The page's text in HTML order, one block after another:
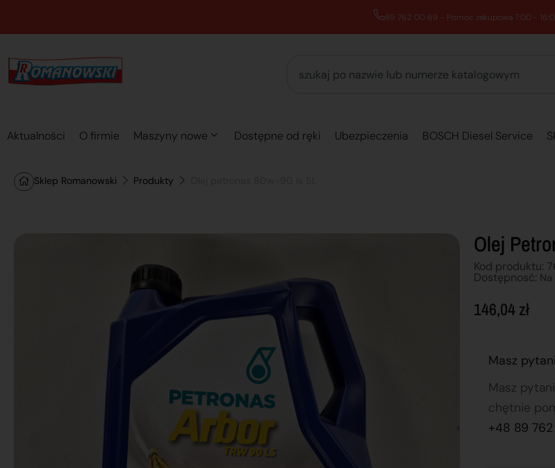
89 762 00 69 - Pomoc zakupowa 7:00 -
Aktualności O firmie Maszyny nowe Dostępne od ręki Ubezpieczenia BOSCH Diesel Service
Sklep Romanowski Produkty
Olej
Kod produktu:
Dostępnosć:
146,04zł
Masz
Masz
chętnie
+48 89 762